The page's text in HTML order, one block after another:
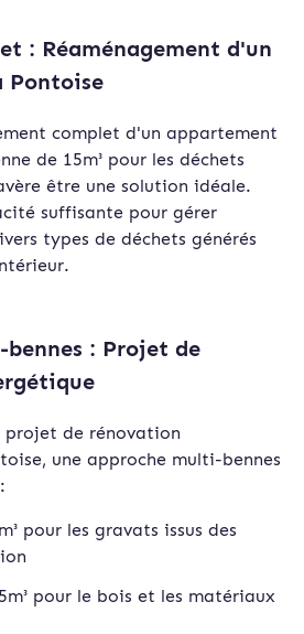
: Réaménagement d'un
Pontoise
complet d'un appartement
de 15m³ pour les déchets
être une solution idéale.
suffisante pour gérer
types de déchets générés
: Projet de
projet de rénovation
une approche multi-bennes
pour les gravats issus des
pour le bois et les matériaux